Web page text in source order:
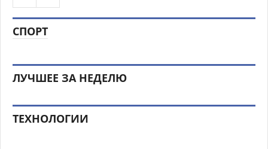
СПОРТ
ЛУЧШЕЕ ЗА НЕДЕЛЮ
ТЕХНОЛОГИИ